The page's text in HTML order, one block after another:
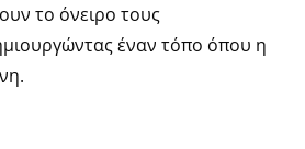
το όνειρο τους
έναν τόπο όπου η